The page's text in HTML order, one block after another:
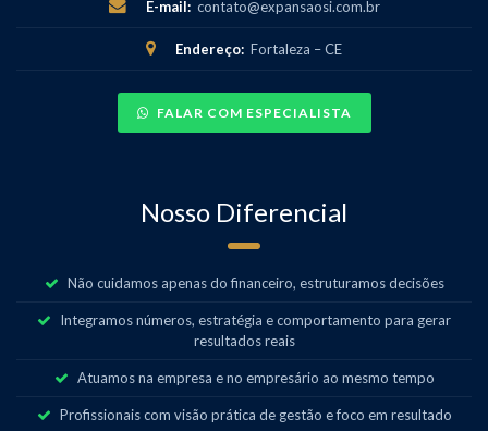
E-mail: contato@expansaosi.com.br
Endereço: Fortaleza – CE
FALAR COM ESPECIALISTA
Nosso Diferencial
Não cuidamos apenas do financeiro, estruturamos decisões
Integramos números, estratégia e comportamento para gerar
resultados reais
Atuamos na empresa e no empresário ao mesmo tempo
Profissionais com visão prática de gestão e foco em resultado